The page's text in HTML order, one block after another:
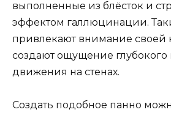
выполненные из блёсток и
эффектом галлюцинации.
привлекают внимание своей
создают ощущение глубокого
движения на стенах.
Создать подобное панно